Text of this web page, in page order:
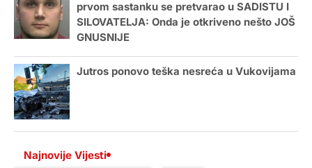
prvom sastanku se pretvarao u SADISTU I
SILOVATELJA: Onda je otkriveno nešto JOŠ
GNUSNIJE
Jutros ponovo teška nesreća u Vukovijama
Najnovije Vijesti